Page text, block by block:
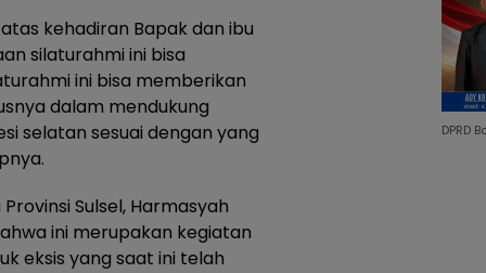
kehadiran Bapak dan ibu
silaturahmi ini bisa
ini bisa memberikan
dalam mendukung
selatan sesuai dengan yang
Sulsel, Harmasyah
ini merupakan kegiatan
eksis yang saat ini telah
DPRD